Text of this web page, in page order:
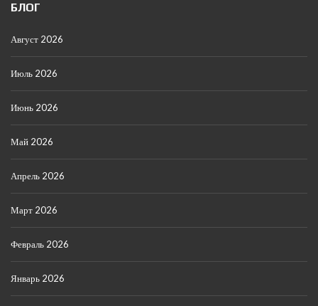
БЛОГ
Август 2026
Июль 2026
Июнь 2026
Май 2026
Апрель 2026
Март 2026
Февраль 2026
Январь 2026